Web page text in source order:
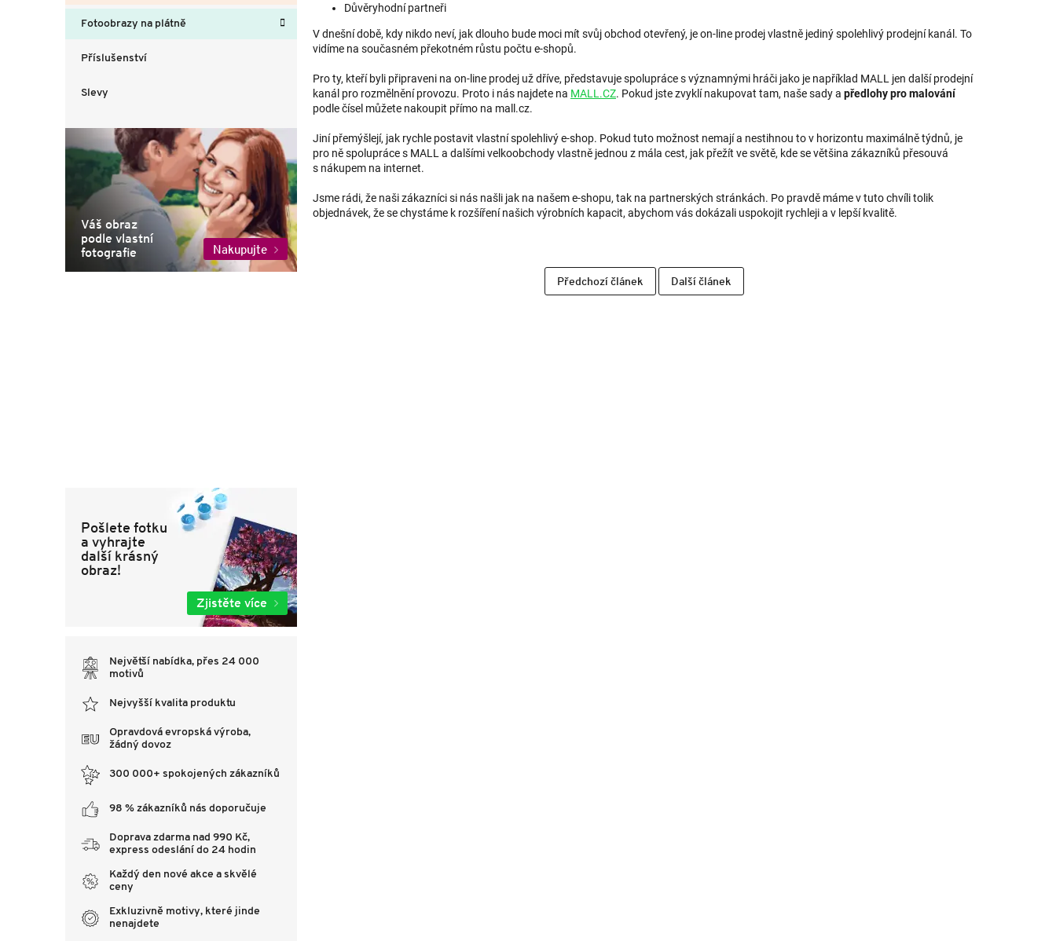
Fotoobrazy na plátně
Příslušenství
Slevy
Váš obraz
podle vlastní
fotografie
Nakupujte
Pošlete fotku
a vyhrajte
další krásný
obraz!
Zjistěte více
Největší nabídka, přes 24 000
motivů
Nejvyšší kvalita produktu
Opravdová evropská výroba,
žádný dovoz
300 000+ spokojených zákazníků
98 % zákazníků nás doporučuje
Doprava zdarma nad 990 Kč,
express odeslání do 24 hodin
Každý den nové akce a skvělé
ceny
Exkluzivně motivy, které jinde
nenajdete
Důvěryhodní partneři
V dnešní době, kdy nikdo neví, jak dlouho bude moci mít svůj obchod otevřený, je on-line prodej vlastně jediný spolehlivý prodejní kanál. To
vidíme na současném překotném růstu počtu e-shopů.
Pro ty, kteří byli připraveni na on-line prodej už dříve, představuje spolupráce s významnými hráči jako je například MALL jen další prodejní
kanál pro rozmělnění provozu. Proto i nás najdete na MALL.CZ. Pokud jste zvyklí nakupovat tam, naše sady a předlohy pro malování
podle čísel můžete nakoupit přímo na mall.cz.
Jiní přemýšlejí, jak rychle postavit vlastní spolehlivý e-shop. Pokud tuto možnost nemají a nestihnou to v horizontu maximálně týdnů, je
pro ně spolupráce s MALL a dalšími velkoobchody vlastně jednou z mála cest, jak přežít ve světě, kde se většina zákazníků přesouvá
s nákupem na internet.
Jsme rádi, že naši zákazníci si nás našli jak na našem e-shopu, tak na partnerských stránkách. Po pravdě máme v tuto chvíli tolik
objednávek, že se chystáme k rozšíření našich výrobních kapacit, abychom vás dokázali uspokojit rychleji a v lepší kvalitě.
Předchozí článek Další článek